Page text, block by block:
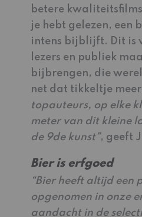
betere
je hebt gelezen, een
intens bijblijft. Dit is
lezers en publiek
bijbrengen, die
net dat tikkeltje
topauteurs, op elke
meter van dit kleine
de 9de kunst”, geeft
Bier is erfgoed
“Bier heeft altijd een
opgenomen in onze
aandacht in de